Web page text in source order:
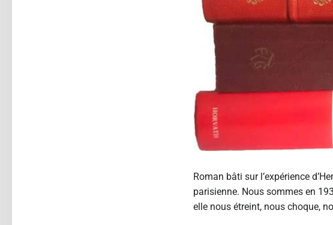
Roman bâti sur l’expérience
parisienne. Nous sommes en
elle nous étreint, nous choque,